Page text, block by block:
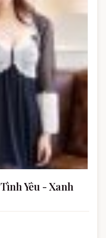
Yêu - Xanh